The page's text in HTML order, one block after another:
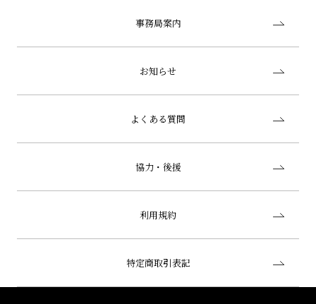
事務局案内
お知らせ
よくある質問
協力・後援
利用規約
特定商取引表記